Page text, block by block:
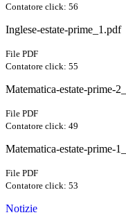
Contatore click: 56
Inglese-estate-prime_1.pdf
File PDF
Contatore click: 55
Matematica-estate-prime-
File PDF
Contatore click: 49
Matematica-estate-prime-
File PDF
Contatore click: 53
Notizie